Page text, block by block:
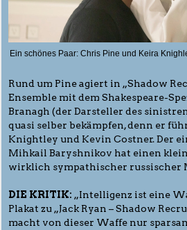
Ein schönes Paar: Chris Pine und Keira
Rund um Pine agiert in „Shadow
Ensemble mit dem Shakespeare-
Branagh (der Darsteller des
quasi selber bekämpfen, denn er
Knightley und Kevin Costner. Der
Mihkail Baryshnikov hat einen
wirklich sympathischer russischer
DIE KRITIK: „Intelligenz ist eine
Plakat zu „Jack Ryan – Shadow
macht von dieser Waffe nur